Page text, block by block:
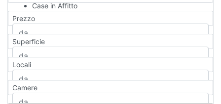
Case in Affitto
Qualsiasi
Appartamento
Casa indipendente
Casa Semi-indipendente
Attico/Mansarda
Rustico/Casale
Prezzo
Superficie
Locali
Camere